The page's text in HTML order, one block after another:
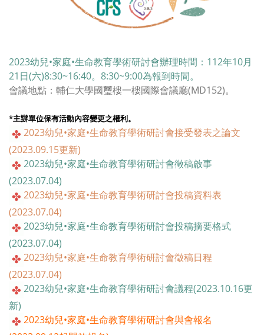
2023幼兒•家庭•生命教育學術研討會辦理時間：112年10月
21日(六)8:30~16:40。8:30~9:00為報到時間。
會議地點：輔仁大學國璽樓一樓國際會議廳(MD152)。
*主辦單位保有活動內容變更之權利。
2023幼兒•家庭•生命教育學術研討會接受發表之論文
(2023.09.15更新)
2023幼兒•家庭•生命教育學術研討會徵稿啟事
(2023.07.04)
2023幼兒•家庭•生命教育學術研討會投稿資料表
(2023.07.04)
2023幼兒•家庭•生命教育學術研討會投稿摘要格式
(2023.07.04)
2023幼兒•家庭•生命教育學術研討會徵稿日程
(2023.07.04)
2023幼兒•家庭•生命教育學術研討會議程(2023.10.16更
新)
2023幼兒•家庭•生命教育學術研討會與會報名